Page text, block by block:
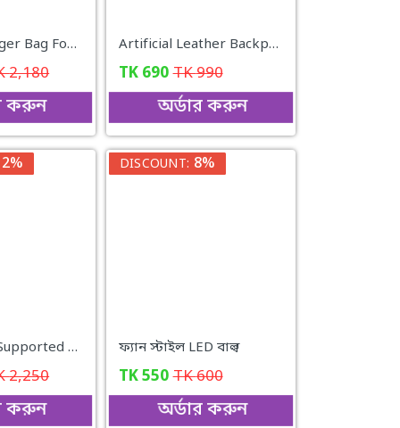
Mini Messenger Bag For Biker with 100% Genuine Leather
2,180
করুন
Artificial Leather Backpack with USB Cable
TK 690 TK990
অর্ডার করুন
Huawei SIM Supported Land-phone
2,250
করুন
DISCOUNT: 8%
ফ্যান স্টাইল LED বাল্ব
TK550 TK600
অর্ডার করুন